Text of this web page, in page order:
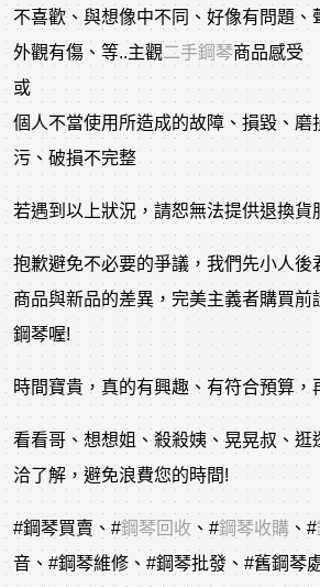
不喜歡、與想像中不同、好像有問題、
外觀有傷、等..主觀二手鋼琴商品感受
或
個人不當使用所造成的故障、損毀、磨
污、破損不完整
若遇到以上狀況，請恕無法提供退換貨
抱歉避免不必要的爭議，我們先小人後
商品與新品的差異，完美主義者購買前
鋼琴喔!
時間寶貴，真的有興趣、有符合預算，
看看哥、想想姐、殺殺姨、晃晃叔、逛
洽了解，避免浪費您的時間!
#鋼琴買賣 、 #鋼琴回收 、 #鋼琴收購 、 #
音 、 #鋼琴維修 、 #鋼琴批發 、 #舊鋼琴